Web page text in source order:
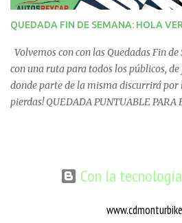
QUEDADA FIN DE SEMANA: HOLA
Volvemos con con las Quedadas Fin
con una ruta para todos los públicos,
donde parte de la misma discurrirá por
pierdas! QUEDADA PUNTUABLE PARA
Con la